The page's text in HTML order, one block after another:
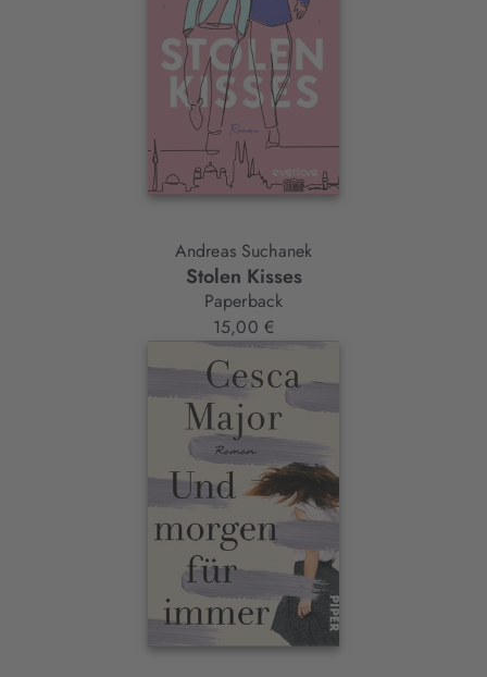
Andreas Suchanek
Stolen Kisses
Paperback
15,00 €